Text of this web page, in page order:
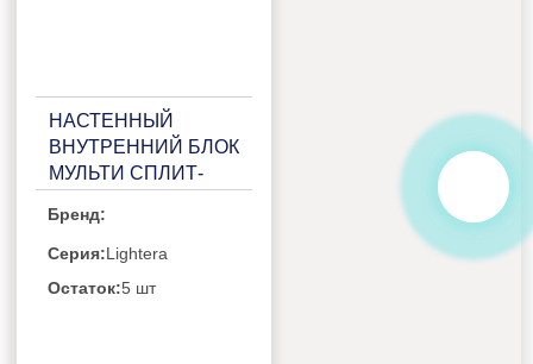
НАСТЕННЫЙ
ВНУТРЕННИЙ БЛОК
МУЛЬТИ СПЛИТ-
LIGHTERA
AS18NS5ERA-W
Бренд:
Серия:Lightera
Остаток:5 шт